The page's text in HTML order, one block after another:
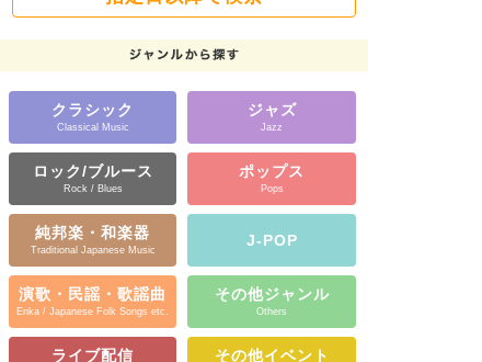
クラシック
Classical Music
ジャズ
Jazz
ロック/ブルース
Rock / Blues
ポップス
Pops
純邦楽・和楽器
Traditional Japanese Music
J-POP
演歌・民謡・歌謡曲
Enka / Japanese Folk Songs etc.
その他ジャンル
Others
ライブ配信 その他イベント